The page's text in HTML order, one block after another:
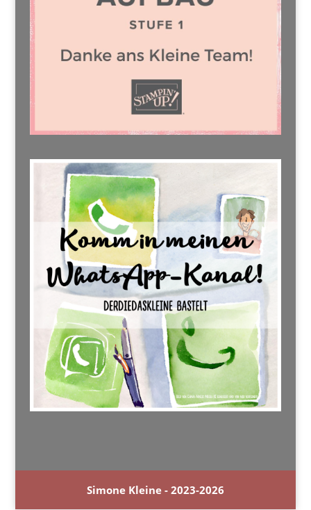
Simone Kleine - 2023-2026